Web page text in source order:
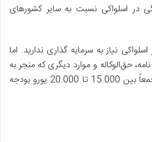
در اسلواکی نسبت به سایر کشورهای
نیاز به سرمایه گذاری ندارید. اما
حق‌الوکاله و موارد دیگری که منجر به
دریافت اقامت شما می‌گردد، جمعاً بین 15.000 تا 20.000 یورو بودجه